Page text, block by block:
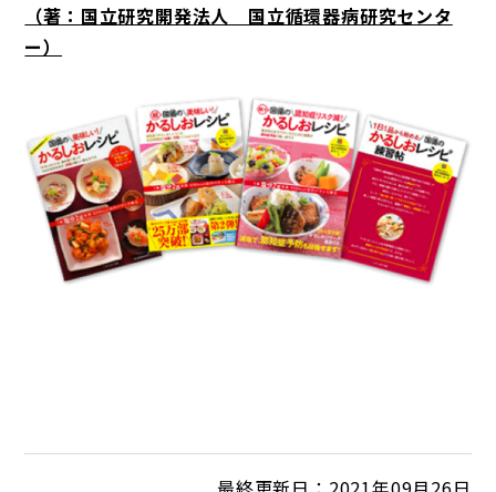
（著：国立研究開発法人 国立循環器病研究センタ
ー）